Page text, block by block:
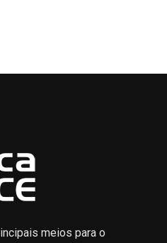
meios para o